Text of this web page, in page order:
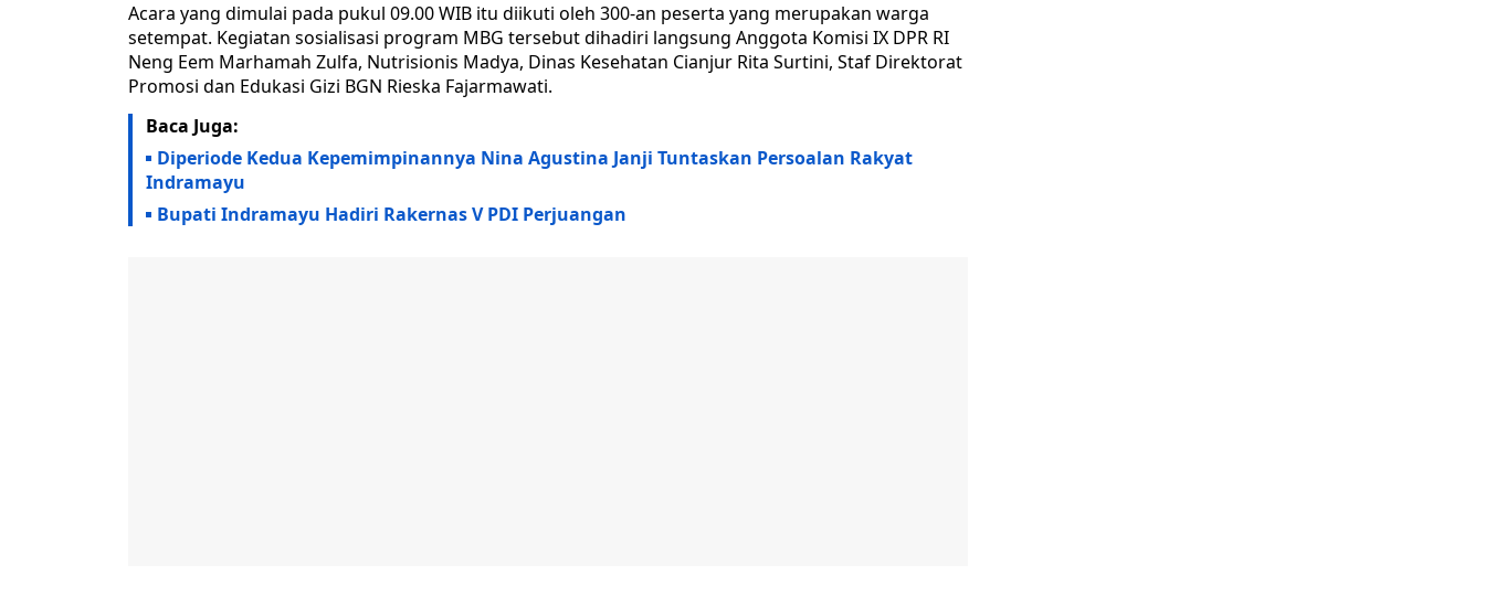
Acara yang dimulai pada pukul 09.00 WIB itu diikuti oleh 300-an peserta yang merupakan warga
setempat. Kegiatan sosialisasi program MBG tersebut dihadiri langsung Anggota Komisi IX DPR RI
Neng Eem Marhamah Zulfa, Nutrisionis Madya, Dinas Kesehatan Cianjur Rita Surtini, Staf Direktorat
Promosi dan Edukasi Gizi BGN Rieska Fajarmawati.
Baca Juga:
Diperiode Kedua Kepemimpinannya Nina Agustina Janji Tuntaskan Persoalan Rakyat
Indramayu
Bupati Indramayu Hadiri Rakernas V PDI Perjuangan